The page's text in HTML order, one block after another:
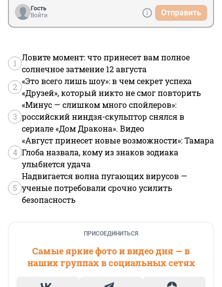
Гость
Войти
Отправить
1
Ловите момент: что принесет вам полное
солнечное затмение 12 августа
2
«Это всего лишь шоу»: в чем секрет успеха
«Друзей», который никто не смог повторить
3
«Минус — слишком много спойлеров»:
российский ниндзя-скульптор снялся в
сериале «Дом Дракона». Видео
4
«Август принесет новые возможности»: Тамара
Глоба назвала, кому из знаков зодиака
улыбнется удача
5
Надвигается волна пугающих вирусов —
ученые потребовали срочно усилить
безопасность
ПРИСОЕДИНИТЬСЯ
Самые яркие фото и видео дня — в
наших группах в социальных сетях